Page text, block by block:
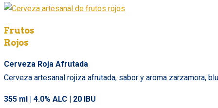
Frutos
Rojos
Cerveza Roja Afrutada
Cerveza artesanal rojiza afrutada, sabor y aroma zarzamora,
355 ml | 4.0% ALC | 20 IBU